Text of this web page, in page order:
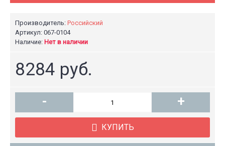
Производитель: Российский
Артикул: 067-0104
Наличие: Нет в наличии
8284 руб.
- +
КУПИТЬ